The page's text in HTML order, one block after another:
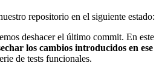
repositorio en el siguiente estado:
deshacer el último commit. En este
los cambios introducidos en ese
de tests funcionales.